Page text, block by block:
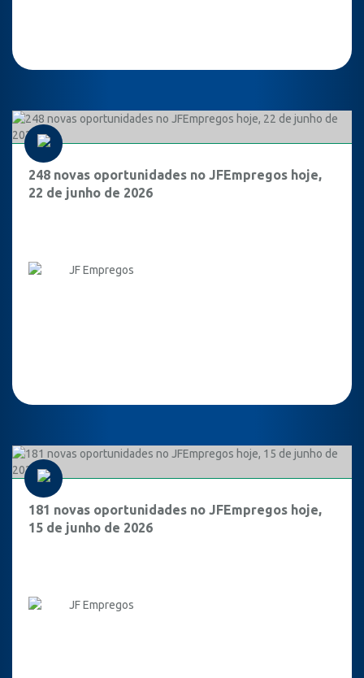
248 novas oportunidades no JFEmpregos hoje,
22 de junho de 2026
JF Empregos
181 novas oportunidades no JFEmpregos hoje,
15 de junho de 2026
JF Empregos